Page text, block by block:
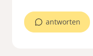
antworten